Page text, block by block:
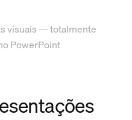
visuais — totalmente
PowerPoint